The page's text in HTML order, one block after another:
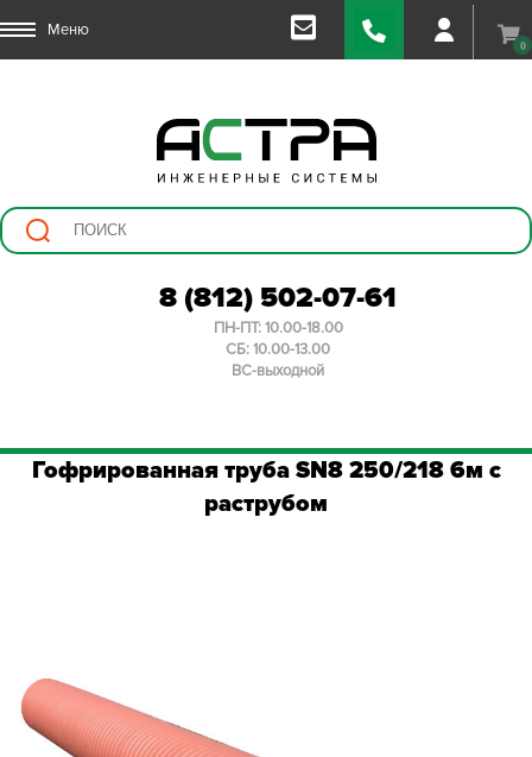
Меню
0
8 (812) 502-07-61
ПН-ПТ: 10.00-18.00
СБ: 10.00-13.00
ВС-выходной
Гофрированная труба SN8 250/218 6м с
раструбом